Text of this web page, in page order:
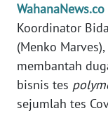
WahanaNews.co
Koordinator
(Menko
membantah
bisnis tes
sejumlah tes
EDITORIAL
Informasi
INDEKS
BERITA